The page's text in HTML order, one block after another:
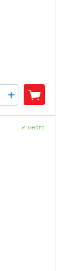
+
много